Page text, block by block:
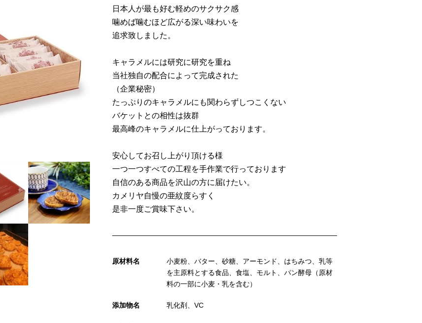
日本人が最も好む軽めのサクサク感
噛めば噛むほど広がる深い味わいを
追求致しました。
キャラメルには研究に研究を重ね
当社独自の配合によって完成された
（企業秘密）
たっぷりのキャラメルにも関わらずしつこくない
バケットとの相性は抜群
最高峰のキャラメルに仕上がっております。
安心してお召し上がり頂ける様
一つ一つすべての工程を手作業で行っております
自信のある商品を沢山の方に届けたい。
カメリヤ自慢の亜紋度らすく
是非一度ご賞味下さい。
原材料名
小麦粉、バター、砂糖、アーモンド、はちみつ、乳等
を主原料とする食品、食塩、モルト、パン酵母（原材
料の一部に小麦・乳を含む）
添加物名 乳化剤、VC